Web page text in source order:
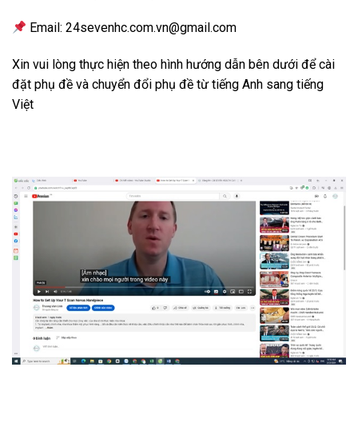
Email: 24sevenhc.com.vn@gmail.com
Xin vui lòng thực hiện theo hình hướng dẫn bên dưới để cài
đặt phụ đề và chuyển đổi phụ đề từ tiếng Anh sang tiếng
Việt